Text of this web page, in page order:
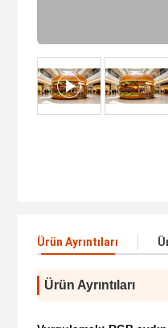
Ürün Ayrıntıları
Ürün Ayrıntıları